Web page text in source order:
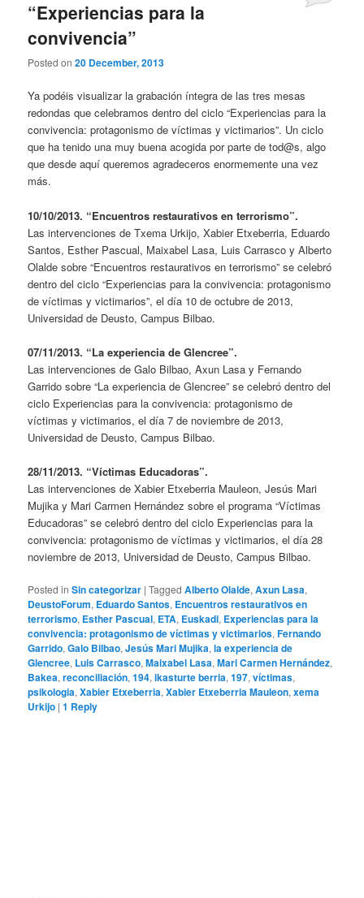
“Experiencias para la
convivencia”
Posted on20 December, 2013
Ya podéis visualizar la grabación íntegra de las tres mesas
redondas que celebramos dentro del ciclo “Experiencias para la
convivencia: protagonismo de víctimas y victimarios”. Un ciclo
que ha tenido una muy buena acogida por parte de tod@s, algo
que desde aquí queremos agradeceros enormemente una vez
más.
10/10/2013. “Encuentros restaurativos en terrorismo”.
Las intervenciones de Txema Urkijo, Xabier Etxeberria, Eduardo
Santos, Esther Pascual, Maixabel Lasa, Luis Carrasco y Alberto
Olalde sobre “Encuentros restaurativos en terrorismo” se celebró
dentro del ciclo “Experiencias para la convivencia: protagonismo
de víctimas y victimarios”, el día 10 de octubre de 2013,
Universidad de Deusto, Campus Bilbao.
07/11/2013. “La experiencia de Glencree”.
Las intervenciones de Galo Bilbao, Axun Lasa y Fernando
Garrido sobre “La experiencia de Glencree” se celebró dentro del
ciclo Experiencias para la convivencia: protagonismo de
víctimas y victimarios, el día 7 de noviembre de 2013,
Universidad de Deusto, Campus Bilbao.
28/11/2013. “Víctimas Educadoras”.
Las intervenciones de Xabier Etxeberria Mauleon, Jesús Mari
Mujika y Mari Carmen Hernández sobre el programa “Víctimas
Educadoras” se celebró dentro del ciclo Experiencias para la
convivencia: protagonismo de víctimas y victimarios, el día 28
noviembre de 2013, Universidad de Deusto, Campus Bilbao.
Posted in Sin categorizar |Tagged Alberto Olalde,Axun Lasa,
DeustoForum, Eduardo Santos, Encuentros restaurativos en
terrorismo, Esther Pascual, ETA, Euskadi, Experiencias para la
convivencia: protagonismo de víctimas y victimarios,Fernando
Garrido,Galo Bilbao,Jesús Mari Mujika,la experiencia de
Glencree, Luis Carrasco,Maixabel Lasa,Mari Carmen Hernández,
Bakea,reconciliación,194,ikasturte berria,197,víctimas,
psikologia,Xabier Etxeberria,Xabier Etxeberria Mauleon,xema
Urkijo |1 Reply